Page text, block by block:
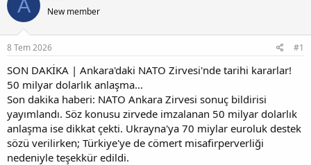
b
u
u
b
a
ş
l
a
t
a
n
a
g
ı
ç
a
r
i
h
i
A New member
8 Tem 2026 #1
SON DAKİKA | Ankara'daki NATO Zirvesi'nde tarihi kararlar!
50 milyar dolarlık anlaşma...
Son dakika haberi: NATO Ankara Zirvesi sonuç bildirisi
yayımlandı. Söz konusu zirvede imzalanan 50 milyar dolarlık
anlaşma ise dikkat çekti. Ukrayna'ya 70 miylar euroluk destek
sözü verilirken; Türkiye'ye de cömert misafirperverliği
nedeniyle teşekkür edildi.